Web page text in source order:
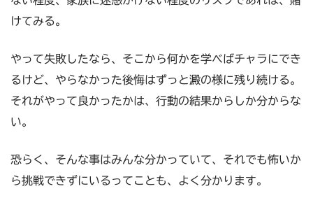
けてみる。
やって失敗したなら、そこから何かを学べばチャラにでき
るけど、やらなかった後悔はずっと澱の様に残り続ける。
それがやって良かったかは、行動の結果からしか分からな
い。
恐らく、そんな事はみんな分かっていて、それでも怖いか
ら挑戦できずにいるってことも、よく分かります。